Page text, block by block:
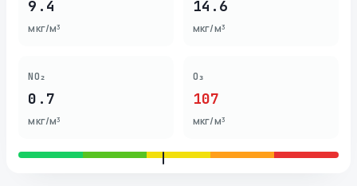
9.4
мкг/м³
14.6
мкг/м³
NO₂
0.7
мкг/м³
O₃
107
мкг/м³